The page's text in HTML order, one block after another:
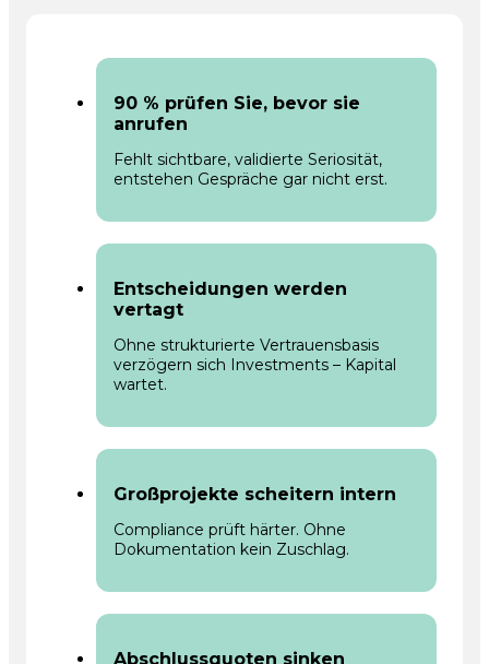
90 % prüfen Sie, bevor sie
anrufen
Fehlt sichtbare, validierte Seriosität,
entstehen Gespräche gar nicht erst.
Entscheidungen werden
vertagt
Ohne strukturierte Vertrauensbasis
verzögern sich Investments – Kapital
wartet.
Großprojekte scheitern intern
Compliance prüft härter. Ohne
Dokumentation kein Zuschlag.
Abschlussquoten sinken